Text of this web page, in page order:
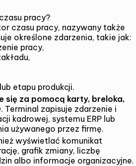
pracy?
czasu pracy, nazywany także
określone zdarzenia, takie jak:
pracy,
etapu produkcji.
się za pomocą karty, breloka,
. Terminal zapisuje zdarzenie i
kadrowej, systemu ERP lub
używanego przez firmę.
wyświetlać komunikat
grafik zmiany, liczbę
albo informacje organizacyjne.